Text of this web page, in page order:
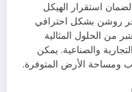
استقرار الهيكل
روشن بشكل احترافي
من الحلول المثالية
والصناعية. يمكن
ومساحة الأرض المتوفرة.